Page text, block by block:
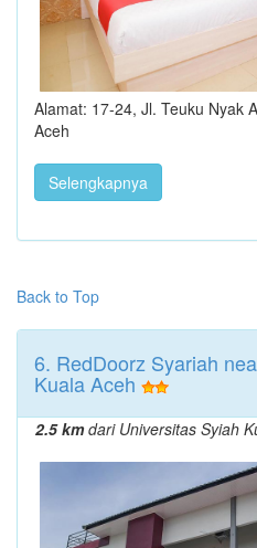
Alamat: 17-24, Jl. Teuku Nyak
Aceh
Selengkapnya
Back to Top
6. RedDoorz Syariah
Kuala Aceh
2.5 kmdari Universitas Syiah